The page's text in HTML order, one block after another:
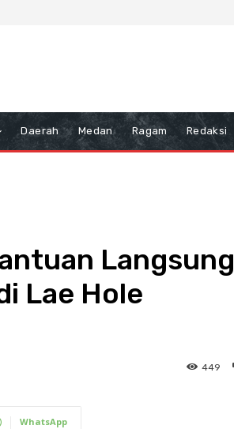
Daerah Medan Ragam Redaksi
Langsung
Lae Hole
449
WhatsApp